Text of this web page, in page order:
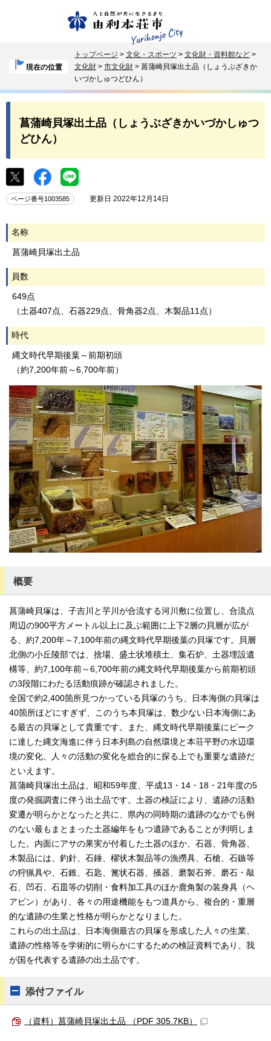
現在の位置
トップページ > 文化・スポーツ > 文化財・資料館など >
文化財 > 市文化財 > 菖蒲崎貝塚出土品（しょうぶざきか
いづかしゅつどひん）
菖蒲崎貝塚出土品（しょうぶざきかいづかしゅつ
どひん）
ページ番号1003585 更新日 2022年12月14日
名称
菖蒲崎貝塚出土品
員数
649点
（土器407点、石器229点、骨角器2点、木製品11点）
時代
縄文時代早期後葉～前期初頭
（約7,200年前～6,700年前）
概要
菖蒲崎貝塚は、子吉川と芋川が合流する河川敷に位置し、合流点
周辺の900平方メートル以上に及ぶ範囲に上下2層の貝層が広が
る、約7,200年～7,100年前の縄文時代早期後葉の貝塚です。貝層
北側の小丘陵部では、捨場、盛土状堆積土、集石炉、土器埋設遺
構等、約7,100年前～6,700年前の縄文時代早期後葉から前期初頭
の3段階にわたる活動痕跡が確認されました。
全国で約2,400箇所見つかっている貝塚のうち、日本海側の貝塚は
40箇所ほどにすぎず、このうち本貝塚は、数少ない日本海側にあ
る最古の貝塚として貴重です。また、縄文時代早期後葉にピーク
に達した縄文海進に伴う日本列島の自然環境と本荘平野の水辺環
境の変化、人々の活動の変化を総合的に探る上でも重要な遺跡だ
といえます。
菖蒲崎貝塚出土品は、昭和59年度、平成13・14・18・21年度の5
度の発掘調査に伴う出土品です。土器の検証により、遺跡の活動
変遷が明らかとなったと共に、県内の同時期の遺跡のなかでも例
のない最もまとまった土器編年をもつ遺跡であることが判明しま
した。内面にアサの果実が付着した土器のほか、石器、骨角器、
木製品には、釣針、石錘、櫂状木製品等の漁撈具、石槍、石鏃等
の狩猟具や、石錐、石匙、篦状石器、掻器、磨製石斧、磨石・敲
石、凹石、石皿等の切削・食料加工具のほか鹿角製の装身具（ヘ
アピン）があり、各々の用途機能をもつ道具から、複合的・重層
的な遺跡の生業と性格が明らかとなりました。
これらの出土品は、日本海側最古の貝塚を形成した人々の生業、
遺跡の性格等を学術的に明らかにするための検証資料であり、我
が国を代表する遺跡の出土品です。
添付ファイル
（資料）菖蒲崎貝塚出土品 （PDF 305.7KB）